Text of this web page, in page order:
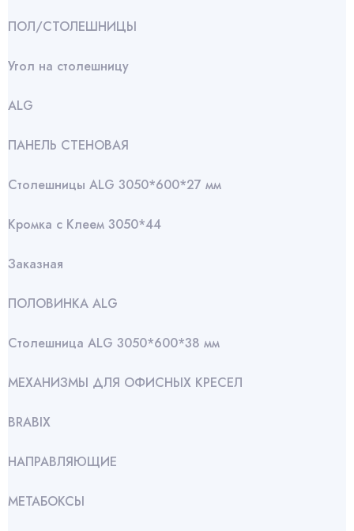
ПОЛ/СТОЛЕШНИЦЫ
Угол на столешницу
АLG
ПАНЕЛЬ СТЕНОВАЯ
Столешницы ALG 3050*600*27 мм
Кромка с Клеем 3050*44
Заказная
ПОЛОВИНКА ALG
Столешница ALG 3050*600*38 мм
МЕХАНИЗМЫ ДЛЯ ОФИСНЫХ КРЕСЕЛ
BRABIX
НАПРАВЛЯЮЩИЕ
МЕТАБОКСЫ